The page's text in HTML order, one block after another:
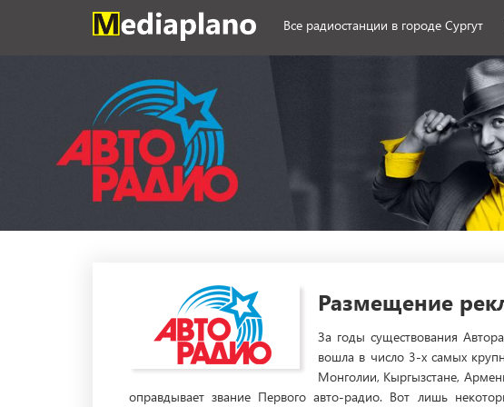
Все радиостанции в городе Сургут
Размещение
За годы существования
вошла в число 3-х самых
Монголии, Кыргызстане,
оправдывает звание Первого авто-радио. Вот лишь